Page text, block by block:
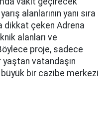
alanlarının yanı sıra
dikkat çeken Adrena
alanları ve
proje, sadece
yaştan vatandaşın
bir cazibe merkezi